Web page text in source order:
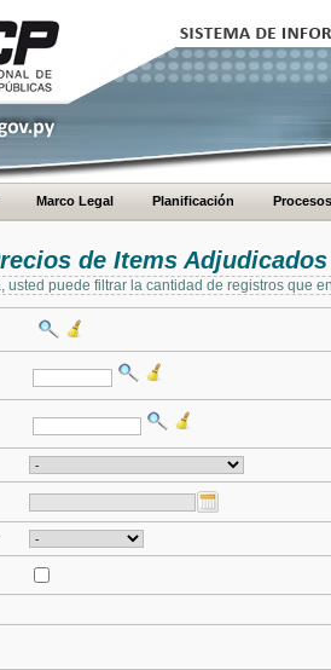
Marco Legal Planificación Procesos
de Items Adjudicados
usted puede filtrar la cantidad de registros que